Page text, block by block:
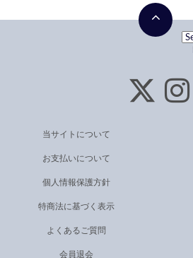
当サイトについて
お支払いについて
個人情報保護方針
特商法に基づく表示
よくあるご質問
会員退会